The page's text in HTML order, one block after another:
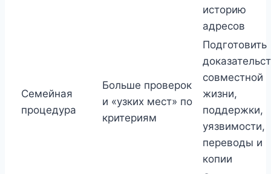
историю
адресов
Семейная
процедура
Больше проверок
и «узких мест» по
критериям
Подготовить
совместной
жизни,
поддержки,
уязвимости,
переводы и
копии